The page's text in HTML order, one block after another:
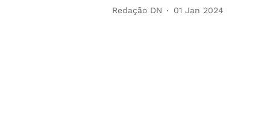
Redação DN 01 Jan 2024